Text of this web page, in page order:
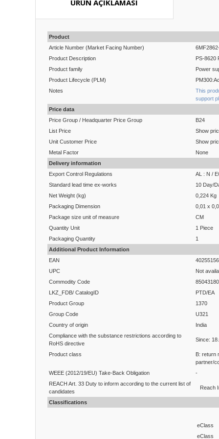
ÜRÜN AÇIKLAMASI
Product
Article Number (Market Facing Number)
Product Description
PS-8620
Product family
Power
Product Lifecycle (PLM)
Notes
This
support
Price data
Price Group / Headquarter Price Group
B24
List Price
Show
Unit Customer Price
Show
Metal Factor
None
Delivery information
Export Control Regulations
AL : N /
Standard lead time ex-works
10 Day/
Net Weight (kg)
0,224 Kg
Packaging Dimension
0,01 x
Package size unit of measure
CM
Quantity Unit
1 Piece
Packaging Quantity
1
Additional Product Information
EAN
UPC
Not
Commodity Code
85043180
LKZ_FDB/ CatalogID
PTD/EA
Product Group
1370
Group Code
U321
Country of origin
India
Compliance with the substance restrictions according to
RoHS directive
Since:
Product class
B: return
partner/
WEEE (2012/19/EU) Take-Back Obligation
-
REACH Art. 33 Duty to inform according to the current list of
candidates
Reach
Classifications
eClass
eClass